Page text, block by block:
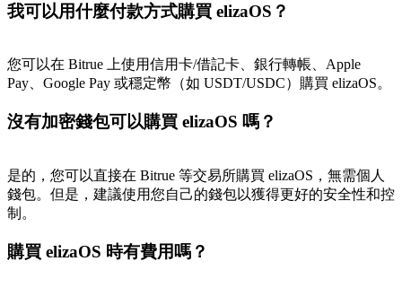
我可以用什麼付款方式購買 elizaOS？
您可以在 Bitrue 上使用信用卡/借記卡、銀行轉帳、Apple
Pay、Google Pay 或穩定幣（如 USDT/USDC）購買 elizaOS。
沒有加密錢包可以購買 elizaOS 嗎？
是的，您可以直接在 Bitrue 等交易所購買 elizaOS，無需個人
錢包。但是，建議使用您自己的錢包以獲得更好的安全性和控
制。
購買 elizaOS 時有費用嗎？